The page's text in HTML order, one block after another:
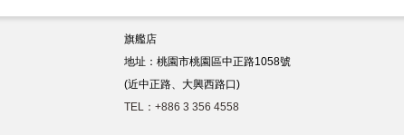
旗艦店
地址：桃園市桃園區中正路1058號
(近中正路、大興西路口)
TEL：+886 3 356 4558